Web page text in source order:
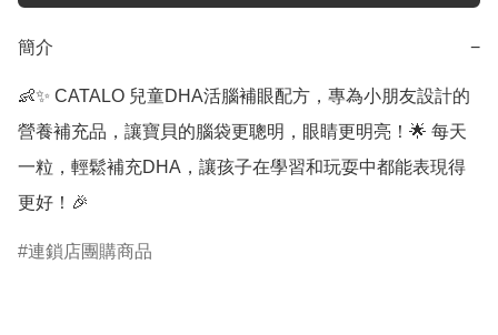
簡介 −
👶✨ CATALO 兒童DHA活腦補眼配方，專為小朋友設計的
營養補充品，讓寶貝的腦袋更聰明，眼睛更明亮！🌟 每天
一粒，輕鬆補充DHA，讓孩子在學習和玩耍中都能表現得
更好！🎉
連鎖店團購商品